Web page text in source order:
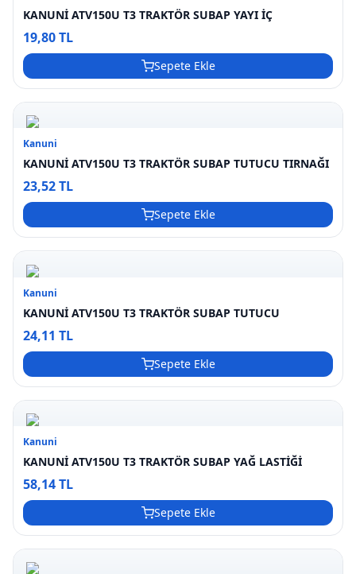
KANUNİ ATV150U T3 TRAKTÖR SUBAP YAYI İÇ
19,80 TL
Sepete Ekle
Kanuni
KANUNİ ATV150U T3 TRAKTÖR SUBAP TUTUCU TIRNAĞI
23,52 TL
Sepete Ekle
Kanuni
KANUNİ ATV150U T3 TRAKTÖR SUBAP TUTUCU
24,11 TL
Sepete Ekle
Kanuni
KANUNİ ATV150U T3 TRAKTÖR SUBAP YAĞ LASTİĞİ
58,14 TL
Sepete Ekle